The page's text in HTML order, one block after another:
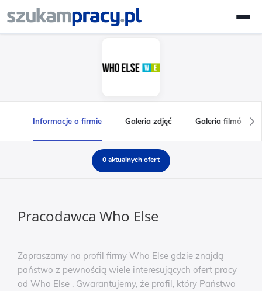
Informacje o firmie Galeria zdjęć Galeria filmów
0 aktualnych ofert
Pracodawca Who Else
Zapraszamy na profil firmy Who Else gdzie znajdą
państwo z pewnością wiele interesujących ofert pracy
od Who Else . Gwarantujemy, że profil, który Państwo